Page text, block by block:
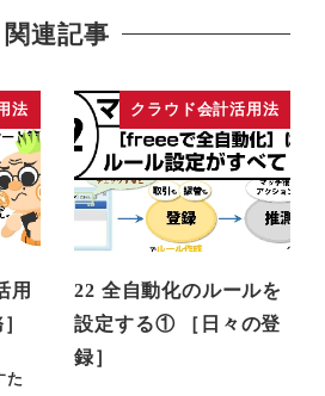
関連記事
法
用
た
クラウド会計活用法
22 全自動化のルールを
設定する① ［日々の登
録］